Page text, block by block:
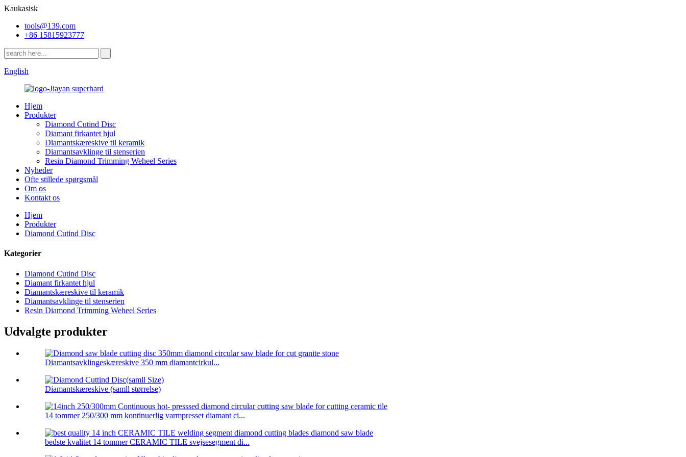
Kaukasisk
tools@139.com
+86 15815923777
English
Hjem
Produkter
Diamond Cutind Disc
Diamant firkantet hjul
Diamantskæreskive til keramik
Diamantsavklinge til stenserien
Resin Diamond Trimming Weheel Series
Nyheder
Ofte stillede spørgsmål
Om os
Kontakt os
Hjem
Produkter
Diamond Cutind Disc
Kategorier
Diamond Cutind Disc
Diamant firkantet hjul
Diamantskæreskive til keramik
Diamantsavklinge til stenserien
Resin Diamond Trimming Weheel Series
Udvalgte produkter
Diamantsavklingeskæreskive 350 mm diamantcirkul...
Diamantskæreskive (samll størrelse)
14 tommer 250/300 mm kontinuerlig varmpresset diamant ci...
bedste kvalitet 14 tommer CERAMIC TILE svejsesegment di...